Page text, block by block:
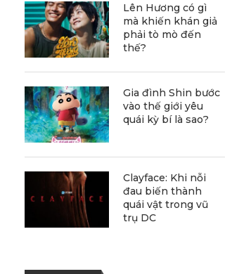
Lên Hương có gì
mà khiến khán giả
phải tò mò đến
thế?
Gia đình Shin bước
vào thế giới yêu
quái kỳ bí là sao?
Clayface: Khi nỗi
đau biến thành
quái vật trong vũ
trụ DC